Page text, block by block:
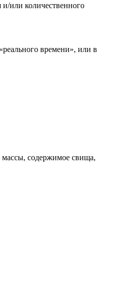
или количественного
времени», или в
массы, содержимое свища,